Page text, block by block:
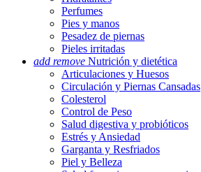
Perfumes
Pies y manos
Pesadez de piernas
Pieles irritadas
add remove Nutrición y dietética
Articulaciones y Huesos
Circulación y Piernas Cansadas
Colesterol
Control de Peso
Salud digestiva y probióticos
Estrés y Ansiedad
Garganta y Resfriados
Piel y Belleza